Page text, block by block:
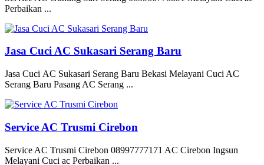
Perbaikan ...
Jasa Cuci AC Sukasari Serang Baru
Jasa Cuci AC Sukasari Serang Baru Bekasi Melayani Cuci AC
Serang Baru Pasang AC Serang ...
Service AC Trusmi Cirebon
Service AC Trusmi Cirebon 08997777171 AC Cirebon Ingsun
Melayani Cuci ac Perbaikan ...